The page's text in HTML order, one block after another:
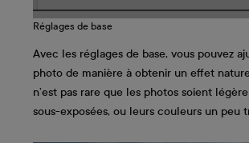
Réglages de base
Avec les réglages de base, vous pouvez
photo de manière à obtenir un effet
n’est pas rare que les photos soient
sous-exposées, ou leurs couleurs un peu